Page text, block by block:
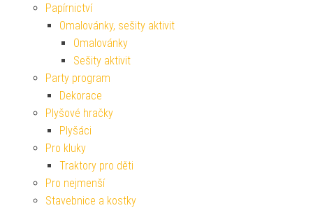
Papírnictví
Omalovánky, sešity aktivit
Omalovánky
Sešity aktivit
Party program
Dekorace
Plyšové hračky
Plyšáci
Pro kluky
Traktory pro děti
Pro nejmenší
Stavebnice a kostky